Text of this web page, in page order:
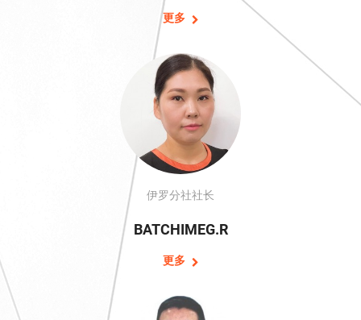
更多
伊罗分社社长
BATCHIMEG.R
更多